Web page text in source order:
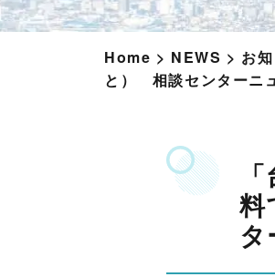
Home > NEWS > お
と） 相談センターニ
料